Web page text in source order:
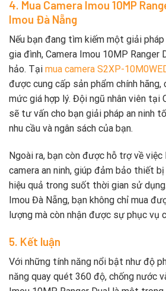
4. Mua Camera Imou 10MP
Imou Đà Nẵng
Nếu bạn đang tìm kiếm một giải pháp
gia đình, Camera Imou 10MP Ranger
hảo. Tại mua camera S2XP-
được cung cấp sản phẩm chính
mức giá hợp lý. Đội ngũ nhân viên tại
sẽ tư vấn cho bạn giải pháp an ninh
nhu cầu và ngân sách của bạn.
Ngoài ra, bạn còn được hỗ trợ về
camera an ninh, giúp đảm bảo thiết
hiệu quả trong suốt thời gian sử
Imou Đà Nẵng, bạn không chỉ mua
lượng mà còn nhận được sự phục vụ
5. Kết luận
Với những tính năng nổi bật như độ
năng quay quét 360 độ, chống nước